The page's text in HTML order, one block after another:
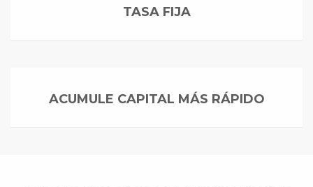
TASA FIJA
ACUMULE CAPITAL MÁS RÁPIDO